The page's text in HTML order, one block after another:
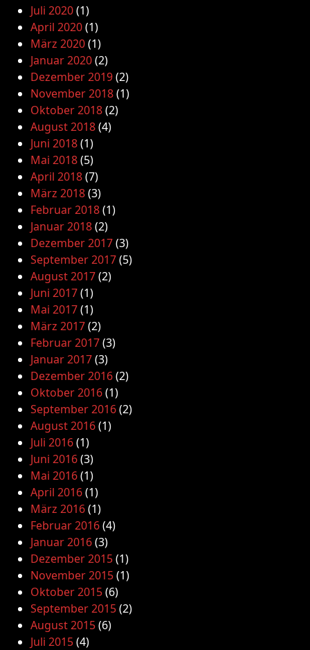
Juli 2020(1)
April 2020(1)
März 2020(1)
Januar 2020(2)
Dezember 2019(2)
November 2018(1)
Oktober 2018(2)
August 2018(4)
Juni 2018(1)
Mai 2018(5)
April 2018(7)
März 2018(3)
Februar 2018(1)
Januar 2018(2)
Dezember 2017(3)
September 2017(5)
August 2017(2)
Juni 2017(1)
Mai 2017(1)
März 2017(2)
Februar 2017(3)
Januar 2017(3)
Dezember 2016(2)
Oktober 2016(1)
September 2016(2)
August 2016(1)
Juli 2016(1)
Juni 2016(3)
Mai 2016(1)
April 2016(1)
März 2016(1)
Februar 2016(4)
Januar 2016(3)
Dezember 2015(1)
November 2015(1)
Oktober 2015(6)
September 2015(2)
August 2015(6)
Juli 2015(4)